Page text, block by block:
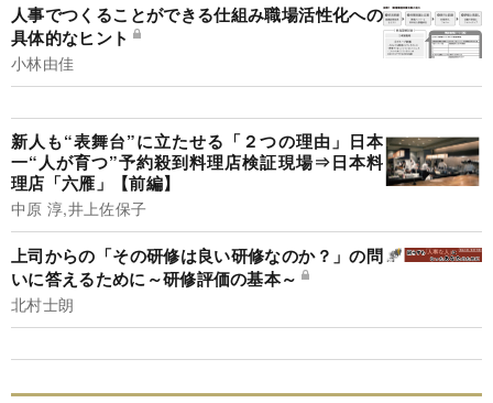
人事でつくることができる仕組み職場活性化への
具体的なヒント
小林由佳
新人も“表舞台”に立たせる「２つの理由」日本
一“人が育つ”予約殺到料理店検証現場⇒日本料
理店「六雁」【前編】
中原 淳,井上佐保子
上司からの「その研修は良い研修なのか？」の問
いに答えるために～研修評価の基本～
北村士朗